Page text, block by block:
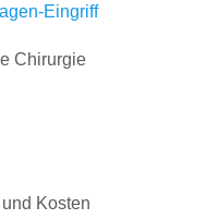
Eingriff
Chirurgie
Kosten